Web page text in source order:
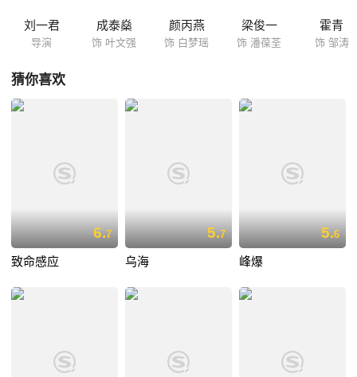
刘一君
导演
成泰燊
饰 叶文强
颜丙燕
饰 白梦瑶
梁俊一
饰 潘葆荃
霍青
饰 邹涛
猜你喜欢
6.7
致命感应
5.7
乌海
5.6
峰爆